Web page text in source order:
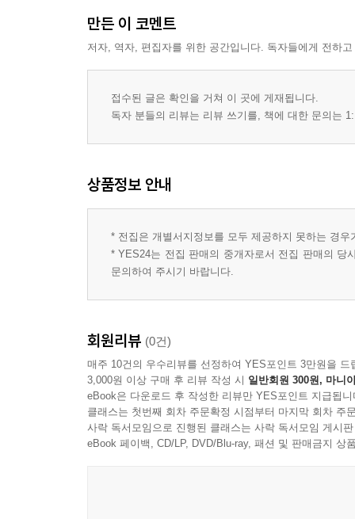
만든 이 코멘트
저자, 역자, 편집자를 위한 공간입니다. 독자들에게 전하
접수된 글은 확인을 거쳐 이 곳에 게재됩니다.
독자 분들의 리뷰는 리뷰 쓰기를, 책에 대한 문의는
상품정보 안내
* 전집은 개별서지정보를 모두 제공하지 못하는 경
* YES24는 전집 판매의 중개자로서 전집 판매의 당
문의하여 주시기 바랍니다.
회원리뷰 (0건)
매주 10건의 우수리뷰를 선정하여 YES포인트 3만원을 드
3,000원 이상 구매 후 리뷰 작성 시 일반회원 300원, 마니
eBook은 다운로드 후 작성한 리뷰만 YES포인트 지급됩니
클래스는 첫번째 회차 주문확정 시점부터 마지막 회차 주
사락 독서모임으로 진행된 클래스는 사락 독서모임 게시
eBook 페이백, CD/LP, DVD/Blu-ray, 패션 및 판매금지 상